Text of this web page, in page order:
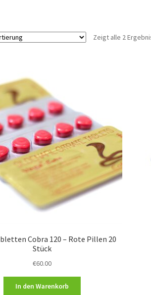
Zeigt alle 2
Cobra 120 – Rote Pillen 20
Stück
€60.00
In den Warenkorb